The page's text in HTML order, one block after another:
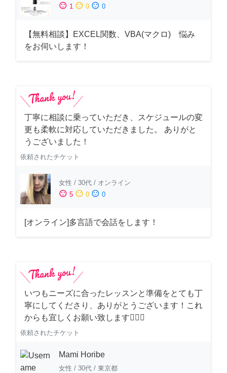
sentiment_satisfied 1 sentiment_neutral 0 sentiment_dissatisfied 0
【無料相談】EXCEL関数、VBA(マクロ) 悩み
をお伺いします！
丁寧に相談に乗っていただき、スケジュールの変
更も柔軟に対応していただきました。 ありがと
うございました！
依頼されたチケット
女性 / 30代 / オンライン
sentiment_satisfied 5 sentiment_neutral 0 sentiment_dissatisfied 0
[オンライン]多言語で会話をします！
いつもニーズに合ったレッスンと準備をとても丁
寧にしてくださり、ありがとうございます！これ
からも宜しくお願い致します🙇‍♀️✨
依頼されたチケット
Mami Horibe
女性 / 30代 / 東京都